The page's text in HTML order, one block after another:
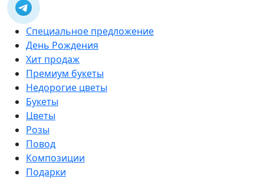
Специальное предложение
День Рождения
Хит продаж
Премиум букеты
Недорогие цветы
Букеты
Цветы
Розы
Повод
Композиции
Подарки